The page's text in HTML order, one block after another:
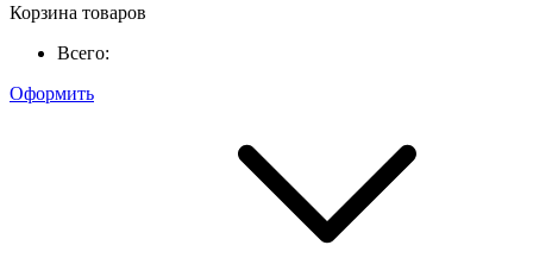
Корзина товаров
Всего:
Оформить